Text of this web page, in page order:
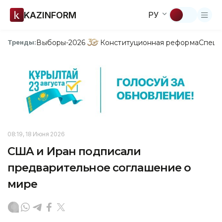
KAZINFORM РУ
Тренды:Выборы-2026 Конституционная реформа
08:19, 18 Июня 2026
США и Иран подписали
предварительное соглашение о
мире